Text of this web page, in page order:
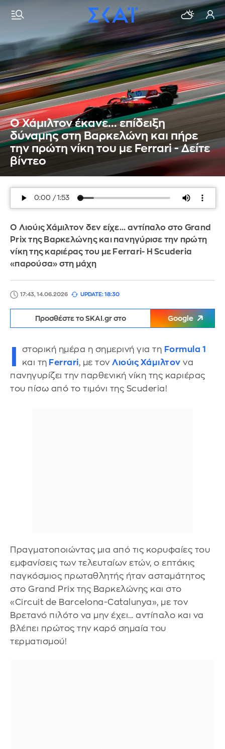
O Χάμιλτον έκανε... επίδειξη
δύναμης στη Βαρκελώνη και πήρε
την πρώτη νίκη του με Ferrari - Δείτε
βίντεο
Ο Λιούις Χάμιλτον δεν είχε... αντίπαλο στο Grand
Prix της Βαρκελώνης και πανηγύρισε την πρώτη
νίκη της καριέρας του με Ferrari- H Scuderia
«παρούσα» στη μάχη
17:43, 14.06.2026 UPDATE: 18:30
Προσθέστε το SKAI.gr στο Google
στορική ημέρα η σημερινή για τη Formula 1
και τη Ferrari, με τον Λιούις Χάμιλτον να
πανηγυρίζει την παρθενική νίκη της καριέρας
του πίσω από το τιμόνι της Scuderia!
Πραγματοποιώντας μια από τις κορυφαίες του
εμφανίσεις των τελευταίων ετών, ο επτάκις
παγκόσμιος πρωταθλητής ήταν ασταμάτητος
στο Grand Prix της Βαρκελώνης και στο
«Circuit de Barcelona-Catalunya», με τον
Βρετανό πιλότο να μην έχει... αντίπαλο και να
βλέπει πρώτος την καρό σημαία του
τερματισμού!